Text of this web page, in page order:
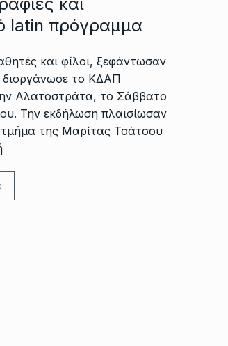
latin πρόγραμμα
και φίλοι, ξεφάντωσαν
το ΚΔΑΠ
Αλατοστράτα, το Σάββατο
Την εκδήλωση πλαισίωσαν
τμήμα της Μαρίτας Τσάτσου